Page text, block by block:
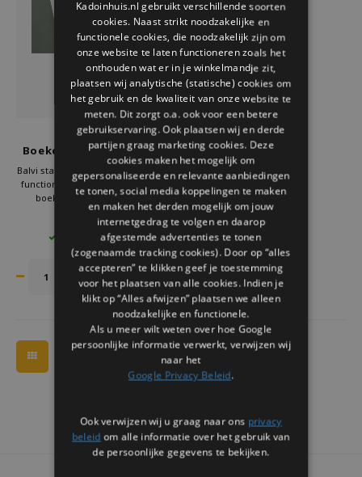
Welke Zwitscherbox past bij jou?
Zwitscherbox als cadeau
Kraamcadeau
Verlichting
Wanddecoratie
Leesbrillen
Sieraden
Storytiles
Balvi
Boekenlegger King Kong
Balvi staat bekend om creatieve en
functionele producten. Deze Balvi
boekenlegger laat zien dat
praktisch en uniek goed
samengaan. Met duurzame
materialen en een iconisch design
is deze boekenlegger echt iets
bijzonders.
€8,95
3 OP VOORRAAD
ENGLISH
Kadoinhuis.nl gebruikt verschillende soorten
cookies. Naast strikt noodzakelijke en
functionele cookies, die noodzakelijk zijn om
onze website te laten functioneren zoals het
onthouden wat er in je winkelmandje zit,
plaatsen wij analytische (statische) cookies om
het gebruik en de kwaliteit van onze website te
meten. Dit zorgt o.a. ook voor een betere
gebruikservaring. Ook plaatsen wij en derde
partijen graag marketing cookies. Deze
cookies maken het mogelijk om
gepersonaliseerde en relevante aanbiedingen
te tonen, social media koppelingen te maken
en maken het derden mogelijk om jouw
internetgedrag te volgen en daarop
afgestemde advertenties te tonen
(zogenaamde tracking cookies). Door op “alles
accepteren” te klikken geef je toestemming
voor het plaatsen van alle cookies. Indien je
klikt op “Alles afwijzen” plaatsen we alleen
noodzakelijke en functionele.
Als u meer wilt weten over hoe Google
persoonlijke informatie verwerkt, verwijzen wij
naar het
Google Privacy Beleid.
Ook verwijzen wij u graag naar ons privacy
beleid om alle informatie over het gebruik van
de persoonlijke gegevens te bekijken.